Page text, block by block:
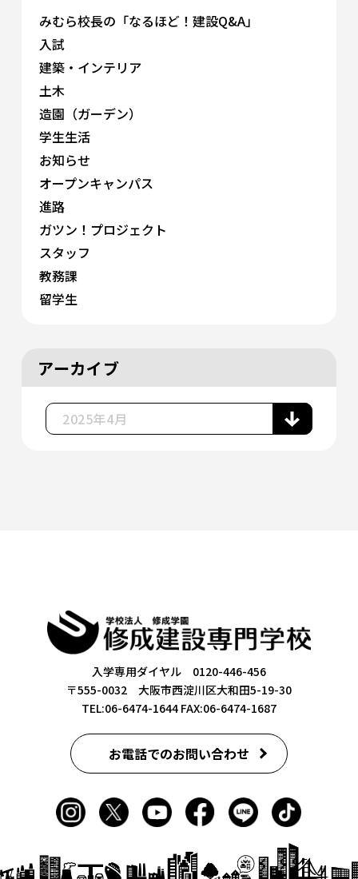
みむら校長の「なるほど！建設Q&A」
入試
建築・インテリア
土木
造園（ガーデン）
学生生活
お知らせ
オープンキャンパス
進路
ガツン！プロジェクト
スタッフ
教務課
留学生
アーカイブ
入学専用ダイヤル 0120-446-456
〒555-0032 大阪市西淀川区大和田5-19-30
TEL:06-6474-1644FAX:06-6474-1687
お電話でのお問い合わせ